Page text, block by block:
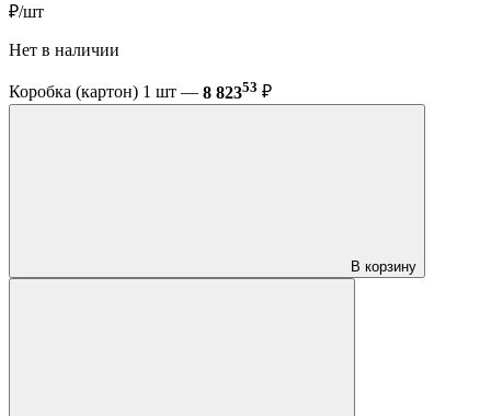
₽/шт
Нет в наличии
Коробка (картон) 1 шт — 8 82353 ₽
В корзину